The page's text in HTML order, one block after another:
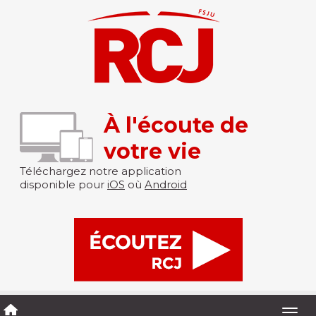
À l'écoute de
votre vie
Téléchargez notre application
disponible pour iOS où Android